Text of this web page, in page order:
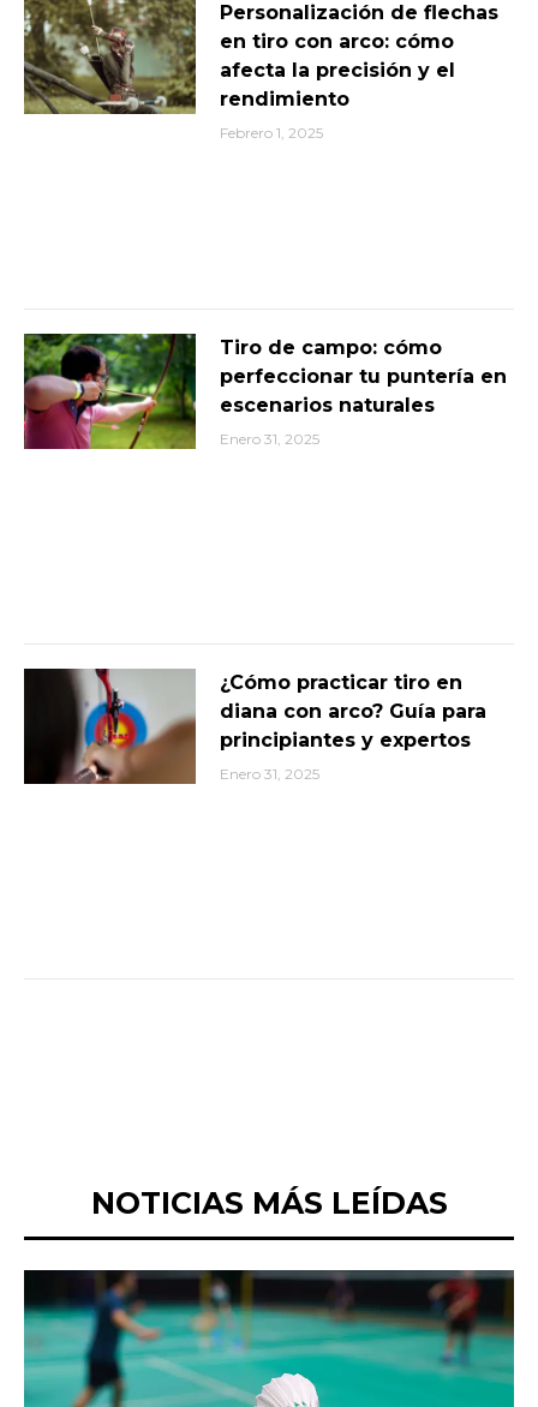
Personalización de flechas
en tiro con arco: cómo
afecta la precisión y el
rendimiento
Febrero 1, 2025
Tiro de campo: cómo
perfeccionar tu puntería en
escenarios naturales
Enero 31, 2025
¿Cómo practicar tiro en
diana con arco? Guía para
principiantes y expertos
Enero 31, 2025
NOTICIAS MÁS LEÍDAS